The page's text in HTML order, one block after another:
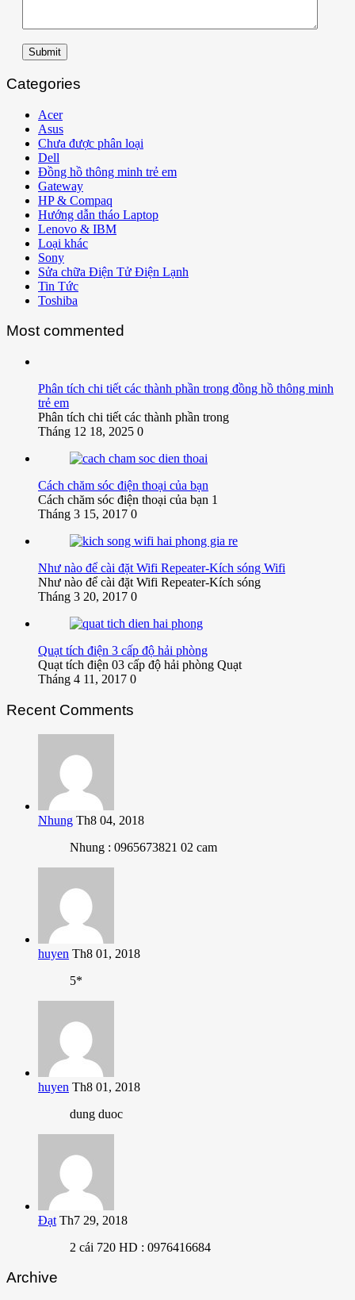
Submit
Categories
Acer
Asus
Chưa được phân loại
Dell
Đồng hồ thông minh trẻ em
Gateway
HP & Compaq
Hướng dẫn tháo Laptop
Lenovo & IBM
Loại khác
Sony
Sửa chữa Điện Tử Điện Lạnh
Tin Tức
Toshiba
Most commented
Phân tích chi tiết các thành phần trong đồng hồ thông minh
trẻ em
Phân tích chi tiết các thành phần trong
Tháng 12 18, 2025 0
Cách chăm sóc điện thoại của bạn
Cách chăm sóc điện thoại của bạn 1
Tháng 3 15, 2017 0
Như nào để cài đặt Wifi Repeater-Kích sóng Wifi
Như nào để cài đặt Wifi Repeater-Kích sóng
Tháng 3 20, 2017 0
Quạt tích điện 3 cấp độ hải phòng
Quạt tích điện 03 cấp độ hải phòng Quạt
Tháng 4 11, 2017 0
Recent Comments
Nhung Th8 04, 2018
Nhung : 0965673821 02 cam
huyen Th8 01, 2018
5*
huyen Th8 01, 2018
dung duoc
Đạt Th7 29, 2018
2 cái 720 HD : 0976416684
Archive